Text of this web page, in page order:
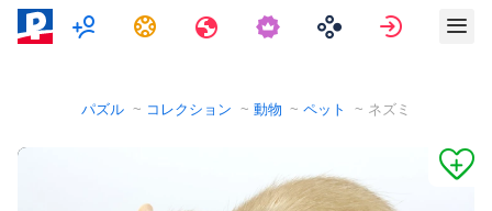
マルチプレイヤー
タスク 旅行 サインイ
パズル コレクション 動物 ペット ネズミ